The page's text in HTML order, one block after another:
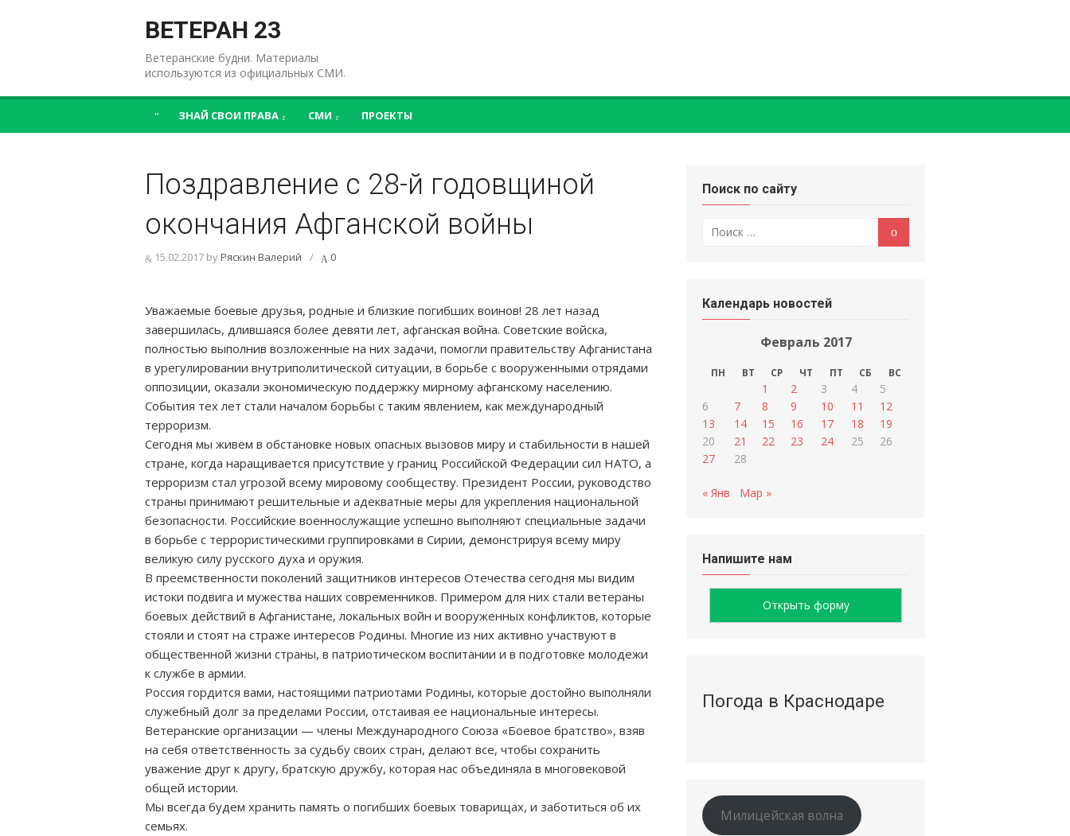
ВЕТЕРАН 23
Ветеранские будни. Материалы
используются из официальных СМИ.
ЗНАЙ СВОИ ПРАВА СМИ ПРОЕКТЫ
Поздравление с 28-й годовщиной
окончания Афганской войны
15.02.2017 byРяскин Валерий / 0
Уважаемые боевые друзья, родные и близкие погибших воинов! 28 лет назад
завершилась, длившаяся более девяти лет, афганская война. Советские войска,
полностью выполнив возложенные на них задачи, помогли правительству Афганистана
в урегулировании внутриполитической ситуации, в борьбе с вооруженными отрядами
оппозиции, оказали экономическую поддержку мирному афганскому населению.
События тех лет стали началом борьбы с таким явлением, как международный
терроризм.
Сегодня мы живем в обстановке новых опасных вызовов миру и стабильности в нашей
стране, когда наращивается присутствие у границ Российской Федерации сил НАТО, а
терроризм стал угрозой всему мировому сообществу. Президент России, руководство
страны принимают решительные и адекватные меры для укрепления национальной
безопасности. Российские военнослужащие успешно выполняют специальные задачи
в борьбе с террористическими группировками в Сирии, демонстрируя всему миру
великую силу русского духа и оружия.
В преемственности поколений защитников интересов Отечества сегодня мы видим
истоки подвига и мужества наших современников. Примером для них стали ветераны
боевых действий в Афганистане, локальных войн и вооруженных конфликтов, которые
стояли и стоят на страже интересов Родины. Многие из них активно участвуют в
общественной жизни страны, в патриотическом воспитании и в подготовке молодежи
к службе в армии.
Россия гордится вами, настоящими патриотами Родины, которые достойно выполняли
служебный долг за пределами России, отстаивая ее национальные интересы.
Ветеранские организации — члены Международного Союза «Боевое братство», взяв
на себя ответственность за судьбу своих стран, делают все, чтобы сохранить
уважение друг к другу, братскую дружбу, которая нас объединяла в многовековой
общей истории.
Мы всегда будем хранить память о погибших боевых товарищах, и заботиться об их
семьях.
Поиск по сайту
по: Поиск
Календарь новостей
Февраль 2017
ПН ВТ СР ЧТ ПТ СБ ВС
1 2 3 4
5
6
7 8 9 10 11
12
13
14 15 16 17 18
19
20
21 22 23 24 25
26
27
28
« Янв Мар »
Напишите нам
Открыть форму
Погода в Краснодаре
Милицейская волна